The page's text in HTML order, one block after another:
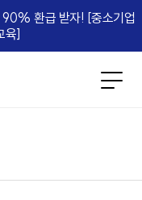
90% 환급 받자! [중소기업
육]​